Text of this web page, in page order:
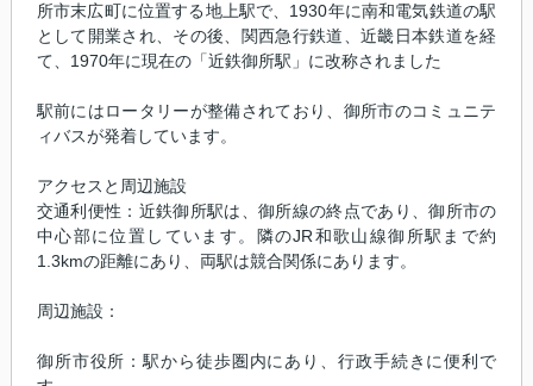
所市末広町に位置する地上駅で、1930年に南和電気鉄道の駅
として開業され、その後、関西急行鉄道、近畿日本鉄道を経
て、1970年に現在の「近鉄御所駅」に改称されました
駅前にはロータリーが整備されており、御所市のコミュニテ
ィバスが発着しています。
アクセスと周辺施設
交通利便性：近鉄御所駅は、御所線の終点であり、御所市の
中心部に位置しています。隣のJR和歌山線御所駅まで約
1.3kmの距離にあり、両駅は競合関係にあります。
周辺施設：
御所市役所：駅から徒歩圏内にあり、行政手続きに便利で